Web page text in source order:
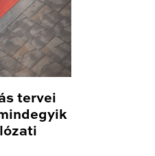
tervei